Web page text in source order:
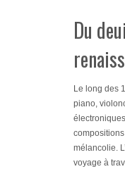
Du
Le long des
piano,
mélancolie.
voyage à